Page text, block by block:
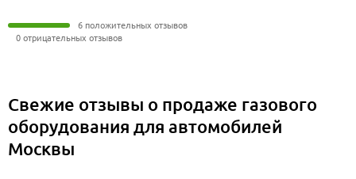
6 положительных отзывов
0 отрицательных отзывов
Свежие отзывы о продаже газового
оборудования для автомобилей
Москвы